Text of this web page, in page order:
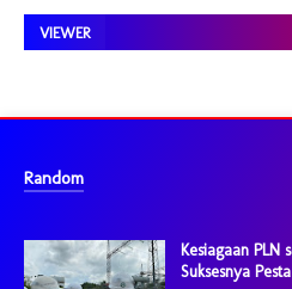
VIEWER
Random
Kesiagaan PLN
Suksesnya